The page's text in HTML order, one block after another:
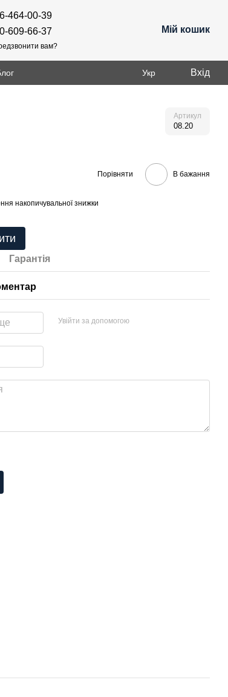
464-00-39
609-66-37
вам?
Мій кошик
Укр Вхід
Артикул
08.20
Порівняти В бажання
накопичувальної знижки
Гарантія
Увійти за допомогою